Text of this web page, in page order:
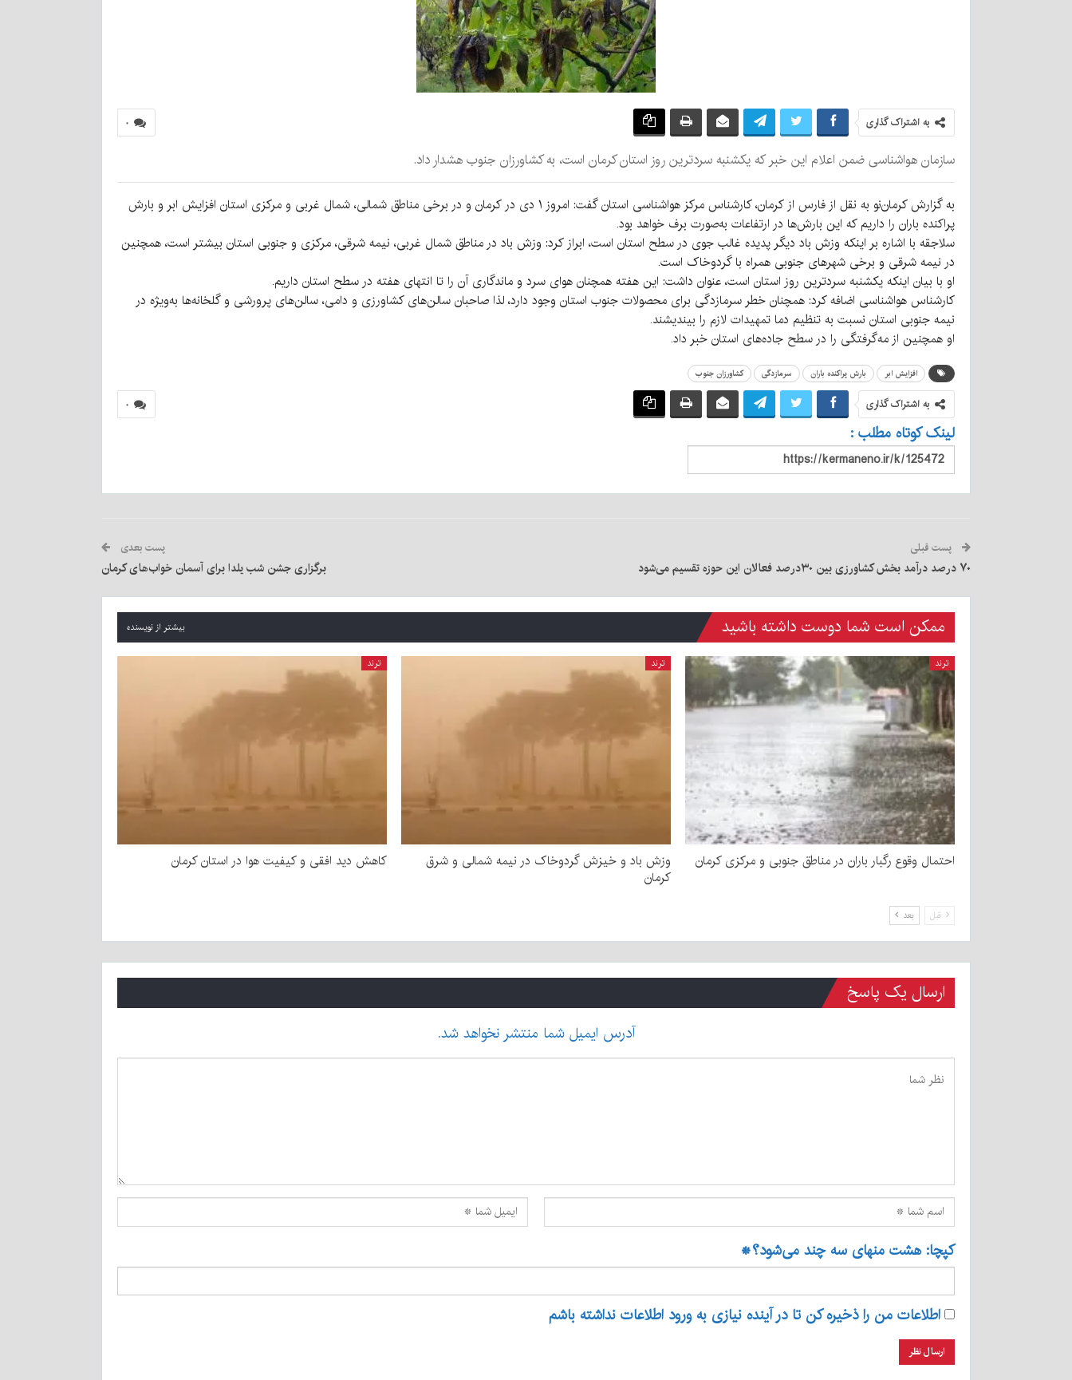
۰ به اشتراک گذاری
سازمان هواشناسی ضمن اعلام این خبر که یکشنبه سردترین روز استان کرمان است، به کشاورزان جنوب هشدار داد.
به گزارش کرمان‌نو به نقل از فارس از کرمان، کارشناس مرکز هواشناسی استان گفت: امروز ۱ دی در کرمان و در برخی مناطق شمالی، شمال غربی و مرکزی استان افزایش ابر و بارش
پراکنده باران را داریم که این بارش‌ها در ارتفاعات به‌صورت برف خواهد بود.
سلاجقه با اشاره بر اینکه وزش باد دیگر پدیده غالب جوی در سطح استان است، ابراز کرد: وزش باد در مناطق شمال غربی، نیمه شرقی، مرکزی و جنوبی استان بیشتر است، همچنین
در نیمه شرقی و برخی شهرهای جنوبی همراه با گردوخاک است.
او با بیان اینکه یکشنبه سردترین روز استان است، عنوان داشت: این هفته همچنان هوای سرد و ماندگاری آن را تا انتهای هفته در سطح استان داریم.
کارشناس هواشناسی اضافه کرد: همچنان خطر سرمازدگی برای محصولات جنوب استان وجود دارد، لذا صاحبان سالن‌های کشاورزی و دامی، سالن‌های پرورشی و گلخانه‌ها به‌ویژه در
نیمه جنوبی استان نسبت به تنظیم دما تمهیدات لازم را بیندیشند.
او همچنین از مه‌گرفتگی را در سطح جاده‌های استان خبر داد.
افزایش ابر بارش پراکنده باران سرمازدگی کشاورزان جنوب
۰ به اشتراک گذاری
لینک کوتاه مطلب :
پست قبلی
۷۰ درصد درآمد بخش کشاورزی بین ۳۰درصد فعالان این حوزه تقسیم می‌شود
پست بعدی
برگزاری جشن شب یلدا برای آسمان خواب‌های کرمان
ممکن است شما دوست داشته باشید بیشتر از نویسنده
ترند
احتمال وقوع رگبار باران در مناطق جنوبی و مرکزی کرمان
ترند
وزش باد و خیزش گردوخاک در نیمه شمالی و شرق
کرمان
ترند
کاهش دید افقی و کیفیت هوا در استان کرمان
قبل بعد
ارسال یک پاسخ
آدرس ایمیل شما منتشر نخواهد شد.
کپچا: هشت منهای سه چند می‌شود؟*
اطلاعات من را ذخیره کن تا در آینده نیازی به ورود اطلاعات نداشته باشم